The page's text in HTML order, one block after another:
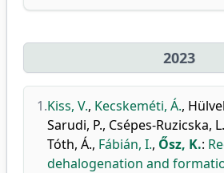
2023
1.Kiss, V., Kecskeméti, Á.,
Sarudi, P., Csépes-Ruzicska, L.
Tóth, Á., Fábián, I., Ősz, K.:
dehalogenation and